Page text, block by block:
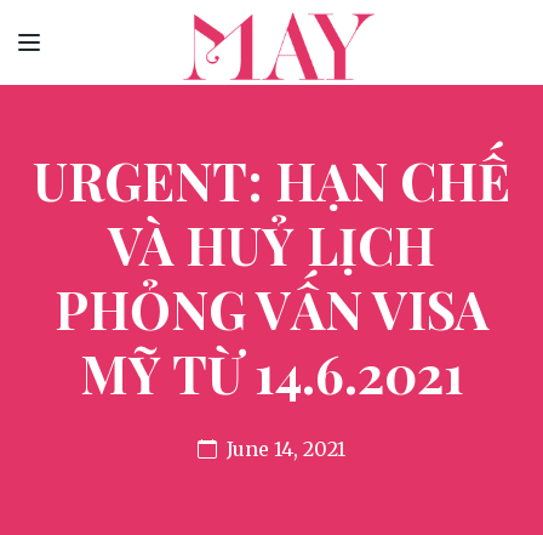
URGENT: HẠN CHẾ
VÀ HUỶ LỊCH
PHỎNG VẤN VISA
MỸ TỪ 14.6.2021
June 14, 2021